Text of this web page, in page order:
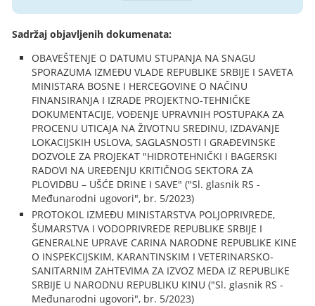
Sadržaj objavljenih dokumenata:
OBAVEŠTENJE O DATUMU STUPANJA NA SNAGU
SPORAZUMA IZMEĐU VLADE REPUBLIKE SRBIJE I SAVETA
MINISTARA BOSNE I HERCEGOVINE O NAČINU
FINANSIRANJA I IZRADE PROJEKTNO-TEHNIČKE
DOKUMENTACIJE, VOĐENJE UPRAVNIH POSTUPAKA ZA
PROCENU UTICAJA NA ŽIVOTNU SREDINU, IZDAVANJE
LOKACIJSKIH USLOVA, SAGLASNOSTI I GRAĐEVINSKE
DOZVOLE ZA PROJEKAT "HIDROTEHNIČKI I BAGERSKI
RADOVI NA UREĐENJU KRITIČNOG SEKTORA ZA
PLOVIDBU – UŠĆE DRINE I SAVE" ("Sl. glasnik RS -
Međunarodni ugovori", br. 5/2023)
PROTOKOL IZMEĐU MINISTARSTVA POLJOPRIVREDE,
ŠUMARSTVA I VODOPRIVREDE REPUBLIKE SRBIJE I
GENERALNE UPRAVE CARINA NARODNE REPUBLIKE KINE
O INSPEKCIJSKIM, KARANTINSKIM I VETERINARSKO-
SANITARNIM ZAHTEVIMA ZA IZVOZ MEDA IZ REPUBLIKE
SRBIJE U NARODNU REPUBLIKU KINU ("Sl. glasnik RS -
Međunarodni ugovori", br. 5/2023)